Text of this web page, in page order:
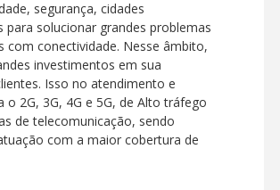
segurança, cidades
solucionar grandes problemas
conectividade. Nesse âmbito,
investimentos em sua
Isso no atendimento e
2G, 3G, 4G e 5G, de Alto tráfego
de telecomunicação, sendo
com a maior cobertura de